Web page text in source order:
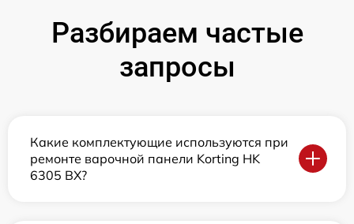
Разбираем частые
запросы
Какие комплектующие используются при
ремонте варочной панели Korting HK
6305 BX?